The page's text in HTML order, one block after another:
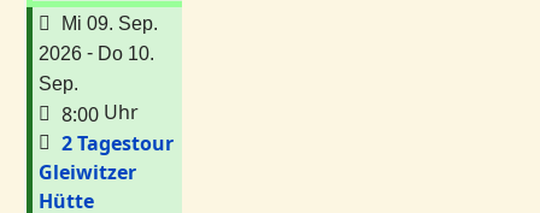
Mi 09. Sep.
2026 - Do 10.
Sep.
8:00 Uhr
2 Tagestour
Gleiwitzer
Hütte